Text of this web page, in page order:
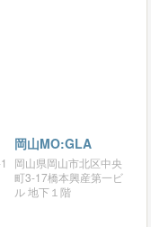
岡山MO:GLA
岡山県岡山市北区中央
町3-17橋本興産第一ビ
ル 地下１階